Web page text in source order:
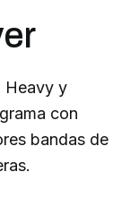
Heavy y
con
bandas de